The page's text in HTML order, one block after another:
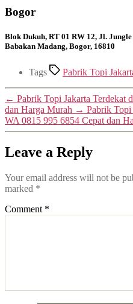
Bogor
Blok Dukuh, RT 01 RW 12, Jl.
Babakan Madang, Bogor, 16810
Tags Pabrik Topi
← Pabrik Topi Jakarta Terdekat
dan Harga Murah → Pabrik Topi
WA 0815 995 6854 Cepat dan
Leave a Reply
Your email address will not be
marked *
Comment *